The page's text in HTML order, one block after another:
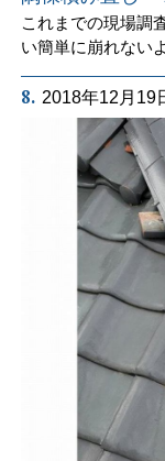
これまでの現場調
い簡単に崩れない
8. 2018年12月19